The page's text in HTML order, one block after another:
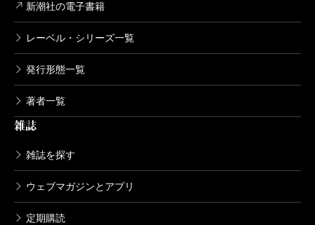
新潮社の電子書籍
レーベル・シリーズ一覧
発行形態一覧
著者一覧
雑誌
雑誌を探す
ウェブマガジンとアプリ
定期購読